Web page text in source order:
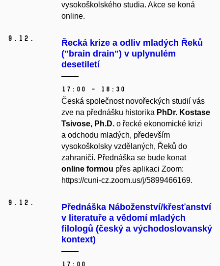
vysokoškolského studia. Akce se koná
online.
9. 12.
Řecká krize a odliv mladých Řeků
("brain drain") v uplynulém
desetiletí
17:00 – 18:30
Česká společnost novořeckých studií vás
zve na přednášku historika PhDr. Kostase
Tsivose, Ph.D. o řecké ekonomické krizi
a odchodu mladých, především
vysokoškolsky vzdělaných, Řeků do
zahraničí. Přednáška se bude konat
online formou přes aplikaci Zoom:
https://cuni-cz.zoom.us/j/5899466169.
9. 12.
Přednáška Náboženství/křesťanství
v literatuře a vědomí mladých
filologů (český a východoslovanský
kontext)